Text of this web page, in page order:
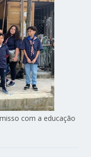
com a educação